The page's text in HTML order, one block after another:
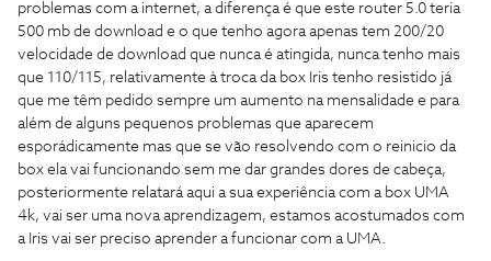
problemas com a internet, a diferença é que este router 5.0 teria
500 mb de download e o que tenho agora apenas tem 200/20
velocidade de download que nunca é atingida, nunca tenho mais
que 110/115, relativamente à troca da box Iris tenho resistido já
que me têm pedido sempre um aumento na mensalidade e para
além de alguns pequenos problemas que aparecem
esporádicamente mas que se vão resolvendo com o reinicio da
box ela vai funcionando sem me dar grandes dores de cabeça,
posteriormente relatará aqui a sua experiência com a box UMA
4k, vai ser uma nova aprendizagem, estamos acostumados com
a Iris vai ser preciso aprender a funcionar com a UMA.